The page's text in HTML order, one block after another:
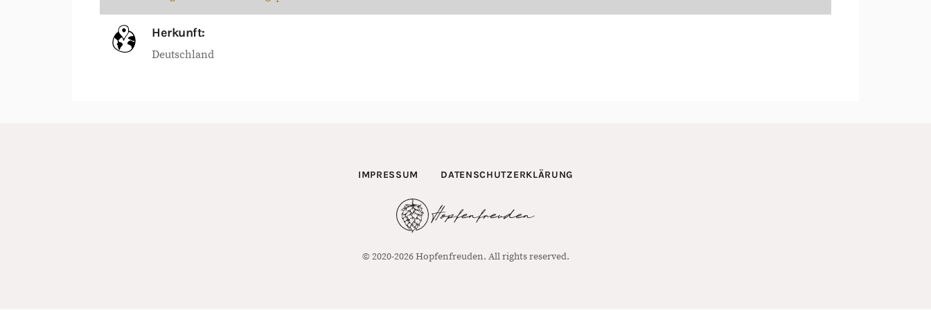
Herkunft:
Deutschland
IMPRESSUM DATENSCHUTZERKLÄRUNG
© 2020-2026 Hopfenfreuden. All rights reserved.